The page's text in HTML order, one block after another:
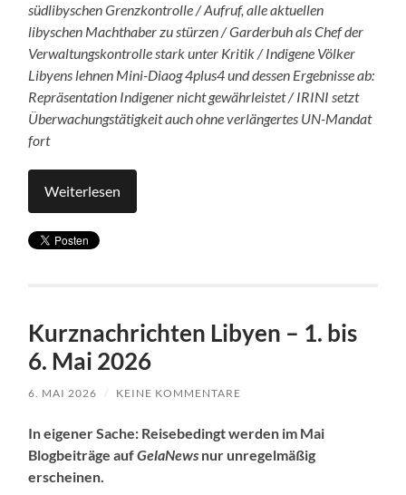
südlibyschen Grenzkontrolle / Aufruf, alle aktuellen
libyschen Machthaber zu stürzen / Garderbuh als Chef der
Verwaltungskontrolle stark unter Kritik / Indigene Völker
Libyens lehnen Mini-Diaog 4plus4 und dessen Ergebnisse ab:
Repräsentation Indigener nicht gewährleistet / IRINI setzt
Überwachungstätigkeit auch ohne verlängertes UN-Mandat
fort
Weiterlesen
Kurznachrichten Libyen – 1. bis
6. Mai 2026
6. MAI 2026 / KEINE KOMMENTARE
In eigener Sache: Reisebedingt werden im Mai
Blogbeiträge aufGelaNews nur unregelmäßig
erscheinen.